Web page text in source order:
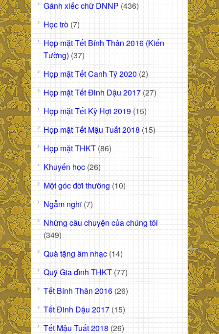
Gánh xiếc chữ DNNP (436)
Học trò (7)
Họp mặt Tết Bính Thân 2016 (Kiến
Tường) (37)
Họp mặt Tết Canh Tý 2020 (2)
Họp mặt Tết Đinh Dậu 2017 (27)
Họp mặt Tết Kỷ Hợi 2019 (15)
Họp mặt Tết Mậu Tuất 2018 (15)
Họp mặt THKT (86)
Khuyến học (26)
Một góc đời thường (10)
Ngẫm nghĩ(7)
Những câu chuyện của chúng tôi
(349)
Quà tặng âm nhạc (14)
Quỹ Gia đình THKT (77)
Tết Bính Thân 2016 (26)
Tết Đinh Dậu 2017 (15)
Tết Mậu Tuất 2018 (26)